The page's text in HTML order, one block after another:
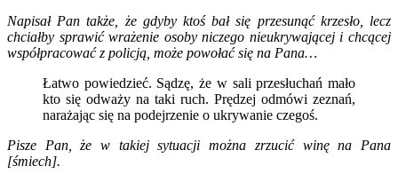
Napisał Pan także, że gdyby ktoś bał się przesunąć krzesło, lecz
chciałby sprawić wrażenie osoby niczego nieukrywającej i chcącej
współpracować z policją, może powołać się na Pana…
Łatwo powiedzieć. Sądzę, że w sali przesłuchań mało
kto się odważy na taki ruch. Prędzej odmówi zeznań,
narażając się na podejrzenie o ukrywanie czegoś.
Pisze Pan, że w takiej sytuacji można zrzucić winę na Pana
[śmiech].